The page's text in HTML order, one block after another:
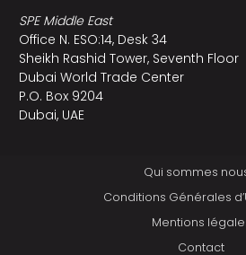
SPE Middle East
Office N. ESO:14, Desk 34
Sheikh Rashid Tower, Seventh Floor
Dubai World Trade Center
P.O. Box 9204
Dubai, UAE
Qui sommes
Conditions Générales
Mentions
Contact